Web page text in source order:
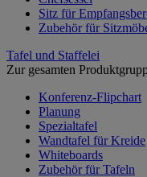
Sitz für
Zubehör für
Tafel und Staffelei
Zur gesamten
Konferenz-Flipchart
Planung
Spezialtafel
Wandtafel für Kreide
Whiteboards
Zubehör für Tafeln